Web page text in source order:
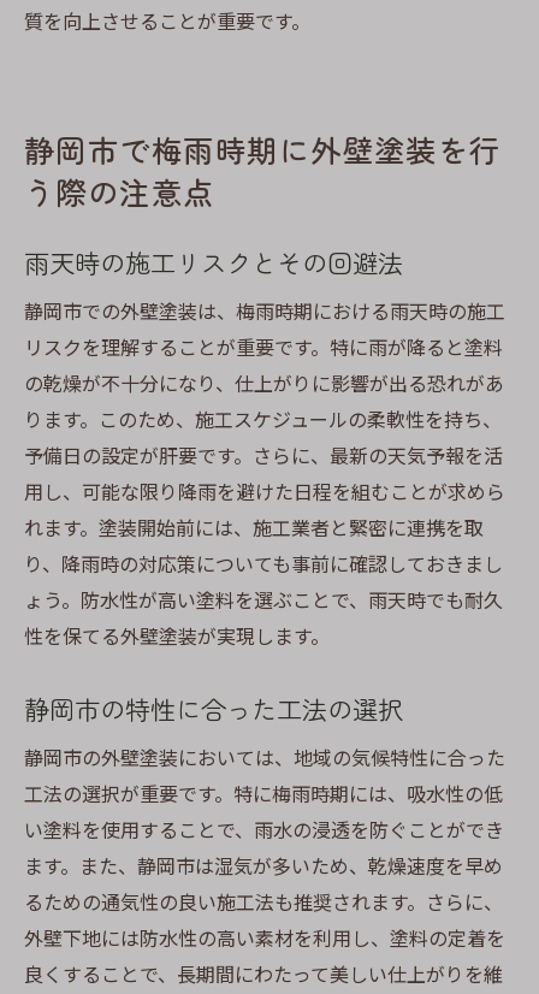
質を向上させることが重要です。
静岡市で梅雨時期に外壁塗装を行
う際の注意点
雨天時の施工リスクとその回避法
静岡市での外壁塗装は、梅雨時期における雨天時の施工
リスクを理解することが重要です。特に雨が降ると塗料
の乾燥が不十分になり、仕上がりに影響が出る恐れがあ
ります。このため、施工スケジュールの柔軟性を持ち、
予備日の設定が肝要です。さらに、最新の天気予報を活
用し、可能な限り降雨を避けた日程を組むことが求めら
れます。塗装開始前には、施工業者と緊密に連携を取
り、降雨時の対応策についても事前に確認しておきまし
ょう。防水性が高い塗料を選ぶことで、雨天時でも耐久
性を保てる外壁塗装が実現します。
静岡市の特性に合った工法の選択
静岡市の外壁塗装においては、地域の気候特性に合った
工法の選択が重要です。特に梅雨時期には、吸水性の低
い塗料を使用することで、雨水の浸透を防ぐことができ
ます。また、静岡市は湿気が多いため、乾燥速度を早め
るための通気性の良い施工法も推奨されます。さらに、
外壁下地には防水性の高い素材を利用し、塗料の定着を
良くすることで、長期間にわたって美しい仕上がりを維